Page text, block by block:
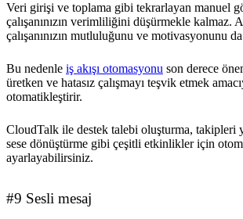
Veri girişi ve toplama gibi tekrarlayan manuel
çalışanınızın verimliliğini düşürmekle kalmaz.
çalışanınızın mutluluğunu ve motivasyonunu
Bu nedenle iş akışı otomasyonu son derece
üretken ve hatasız çalışmayı teşvik etmek
otomatikleştirir.
CloudTalk ile destek talebi oluşturma, takipleri
sese dönüştürme gibi çeşitli etkinlikler için
ayarlayabilirsiniz.
#9 Sesli mesaj